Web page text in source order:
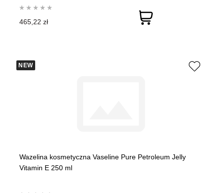
465,22 zł
NEW
Wazelina kosmetyczna Vaseline Pure Petroleum Jelly
Vitamin E 250 ml